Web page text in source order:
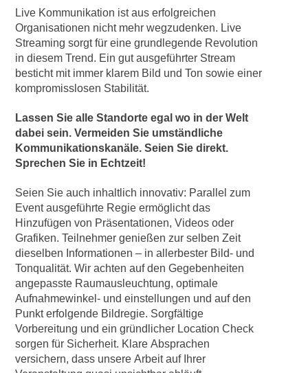
Live Kommunikation ist aus erfolgreichen
Organisationen nicht mehr wegzudenken. Live
Streaming sorgt für eine grundlegende Revolution
in diesem Trend. Ein gut ausgeführter Stream
besticht mit immer klarem Bild und Ton sowie einer
kompromisslosen Stabilität.
Lassen Sie alle Standorte egal wo in der Welt
dabei sein. Vermeiden Sie umständliche
Kommunikationskanäle. Seien Sie direkt.
Sprechen Sie in Echtzeit!
Seien Sie auch inhaltlich innovativ: Parallel zum
Event ausgeführte Regie ermöglicht das
Hinzufügen von Präsentationen, Videos oder
Grafiken. Teilnehmer genießen zur selben Zeit
dieselben Informationen – in allerbester Bild- und
Tonqualität. Wir achten auf den Gegebenheiten
angepasste Raumausleuchtung, optimale
Aufnahmewinkel- und einstellungen und auf den
Punkt erfolgende Bildregie. Sorgfältige
Vorbereitung und ein gründlicher Location Check
sorgen für Sicherheit. Klare Absprachen
versichern, dass unsere Arbeit auf Ihrer